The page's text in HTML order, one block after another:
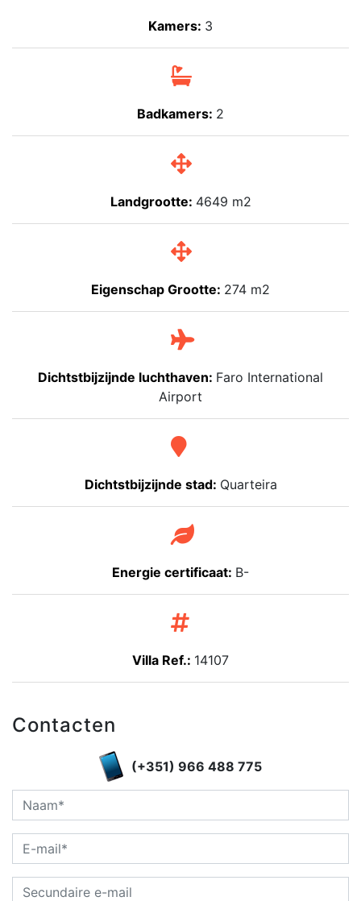
Kamers: 3
Badkamers: 2
Landgrootte: 4649 m2
Eigenschap Grootte: 274 m2
Dichtstbijzijnde luchthaven: Faro International
Airport
Dichtstbijzijnde stad: Quarteira
Energie certificaat: B-
Villa Ref.: 14107
Contacten
(+351) 966 488 775